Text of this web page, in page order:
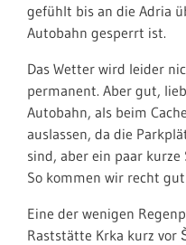
gefühlt bis an die Adria
Autobahn gesperrt ist.
Das Wetter wird leider
permanent. Aber gut,
Autobahn, als beim
auslassen, da die
sind, aber ein paar
So kommen wir recht
Eine der wenigen
Raststätte Krka kurz vor